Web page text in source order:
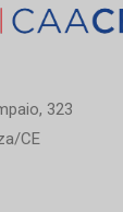
323
CE